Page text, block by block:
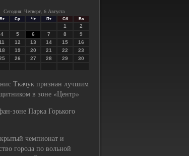
Сегодня: Четверг, 6 Августа
Вт Ср Чт Пт Сб Вс
1
2
4 5 6 7 8
9
12 13 14 15
16
19 20 21 22
23
26 27 28 29
30
Ткачук признан лучшим
в зоне «Центр»
зоне Парка Горького
чемпионат и
города по вольной